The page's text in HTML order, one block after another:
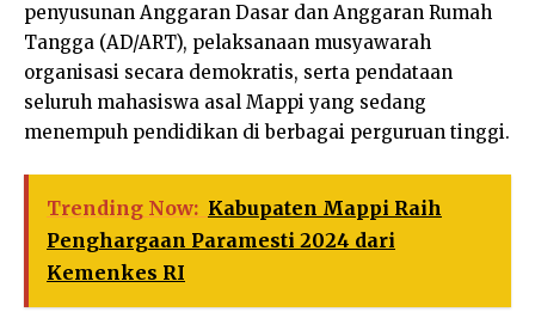
penyusunan Anggaran Dasar dan Anggaran Rumah
Tangga (AD/ART), pelaksanaan musyawarah
organisasi secara demokratis, serta pendataan
seluruh mahasiswa asal Mappi yang sedang
menempuh pendidikan di berbagai perguruan tinggi.
Trending Now: Kabupaten Mappi Raih
Penghargaan Paramesti 2024 dari
Kemenkes RI